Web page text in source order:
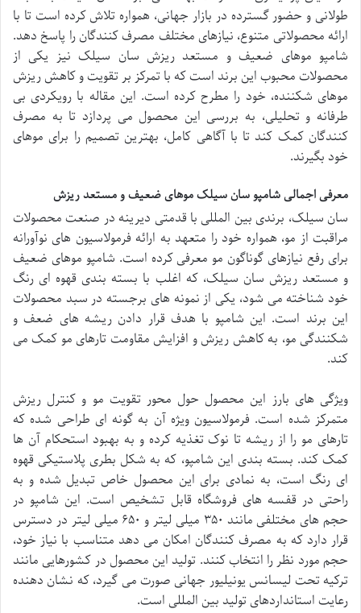
طولانی و حضور گسترده در بازار جهانی، همواره تلاش کرده است تا با
ارائه محصولاتی متنوع، نیازهای مختلف مصرف کنندگان را پاسخ دهد.
شامپو موهای ضعیف و مستعد ریزش سان سیلک نیز یکی از
محصولات محبوب این برند است که با تمرکز بر تقویت و کاهش ریزش
موهای شکننده، خود را مطرح کرده است. این مقاله با رویکردی بی
طرفانه و تحلیلی، به بررسی این محصول می پردازد تا به مصرف
کنندگان کمک کند تا با آگاهی کامل، بهترین تصمیم را برای موهای
خود بگیرند.
معرفی اجمالی شامپو سان سیلک موهای ضعیف و مستعد ریزش
سان سیلک، برندی بین المللی با قدمتی دیرینه در صنعت محصولات
مراقبت از مو، همواره خود را متعهد به ارائه فرمولاسیون های نوآورانه
برای رفع نیازهای گوناگون مو معرفی کرده است. شامپو موهای ضعیف
و مستعد ریزش سان سیلک، که اغلب با بسته بندی قهوه ای رنگ
خود شناخته می شود، یکی از نمونه های برجسته در سبد محصولات
این برند است. این شامپو با هدف قرار دادن ریشه های ضعف و
شکنندگی مو، به کاهش ریزش و افزایش مقاومت تارهای مو کمک می
کند.
ویژگی های بارز این محصول حول محور تقویت مو و کنترل ریزش
متمرکز شده است. فرمولاسیون ویژه آن به گونه ای طراحی شده که
تارهای مو را از ریشه تا نوک تغذیه کرده و به بهبود استحکام آن ها
کمک کند. بسته بندی این شامپو، که به شکل بطری پلاستیکی قهوه
ای رنگ است، به نمادی برای این محصول خاص تبدیل شده و به
راحتی در قفسه های فروشگاه قابل تشخیص است. این شامپو در
حجم های مختلفی مانند ۳۵۰ میلی لیتر و ۶۵۰ میلی لیتر در دسترس
قرار دارد که به مصرف کنندگان امکان می دهد متناسب با نیاز خود،
حجم مورد نظر را انتخاب کنند. تولید این محصول در کشورهایی مانند
ترکیه تحت لیسانس یونیلیور جهانی صورت می گیرد، که نشان دهنده
رعایت استانداردهای تولید بین المللی است.